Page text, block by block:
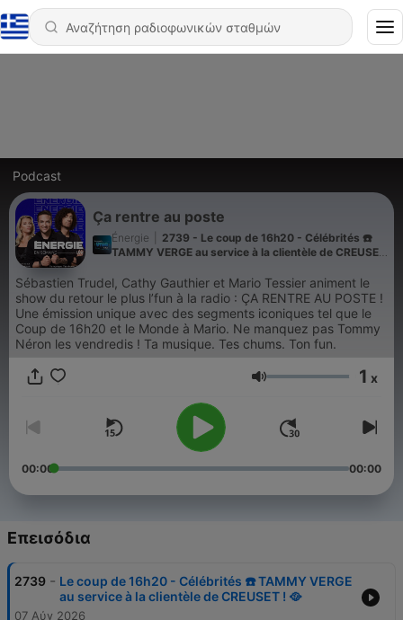
Podcast
Ça rentre au poste
Énergie
2739 - Le coup de 16h20 - Célébrités ☎️
TAMMY VERGE au service à la clientèle de CREUSET
Sébastien Trudel, Cathy Gauthier et Mario Tessier animent le
show du retour le plus l’fun à la radio : ÇA RENTRE AU POSTE !
Une émission unique avec des segments iconiques tel que le
Coup de 16h20 et le Monde à Mario. Ne manquez pas Tommy
Néron les vendredis ! Ta musique. Tes chums. Ton fun.
Ένταση 1 x
00:00 00:00
Επεισόδια
2739 - Le coup de 16h20 - Célébrités ☎️ TAMMY VERGE
au service à la clientèle de CREUSET ! 🥘
07 Αύγ 2026